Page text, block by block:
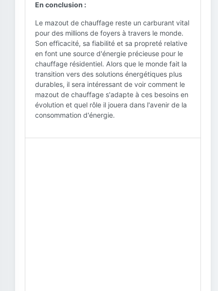
En conclusion :
Le mazout de chauffage reste un carburant vital
pour des millions de foyers à travers le monde.
Son efficacité, sa fiabilité et sa propreté relative
en font une source d'énergie précieuse pour le
chauffage résidentiel. Alors que le monde fait la
transition vers des solutions énergétiques plus
durables, il sera intéressant de voir comment le
mazout de chauffage s'adapte à ces besoins en
évolution et quel rôle il jouera dans l'avenir de la
consommation d'énergie.